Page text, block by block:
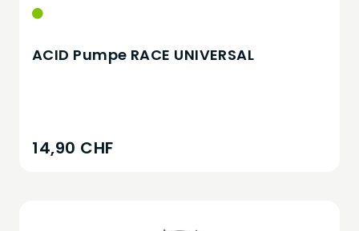
ACID Pumpe RACE UNIVERSAL
14,90 CHF